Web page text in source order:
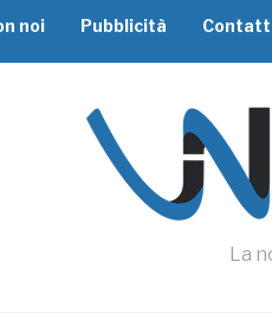
noi Pubblicità
La